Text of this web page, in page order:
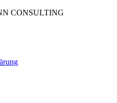
CONSULTING